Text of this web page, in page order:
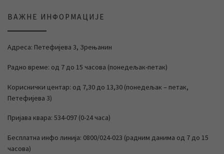
ВАЖНЕ ИНФОРМАЦИЈЕ
Адреса: Петефијева 3, Зрењанин
Радно време: од 7 до 15 часова (понедељак-петак)
Кориснички центар: од 7,30 до 13,30 (понедељак – петак,
Петефијева 3)
Пријава квара: 534-097 (0-24 часа)
Бесплатна инфо линија: 0800/024-023 (радним данима од 7 до 15
часова)